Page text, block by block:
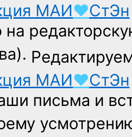
МАИ♥СтЭн
на
МАИ♥СтЭн
письма и